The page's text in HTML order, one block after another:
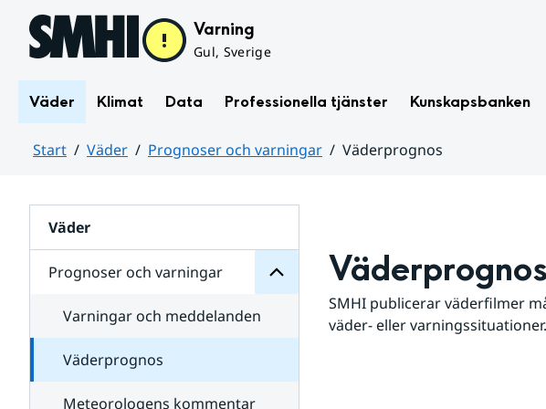
Hoppa till sidans innehåll Varning
Gul, Sverige
Väder Klimat Data Professionella tjänster Kunskapsbanken
Start Väder Prognoser och varningar
Väderprognos
Väder
Prognoser och varningar
för
varningar
Varningar och meddelanden
Väderprognos
Meteorologens kommentar
Väderprognos
SMHI publicerar väderfilmer
väder- eller varningssituationer.